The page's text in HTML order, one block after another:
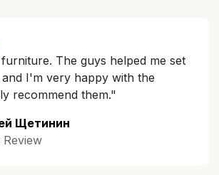
The guys helped me set
I'm very happy with the
recommend them."
Щетинин
Review